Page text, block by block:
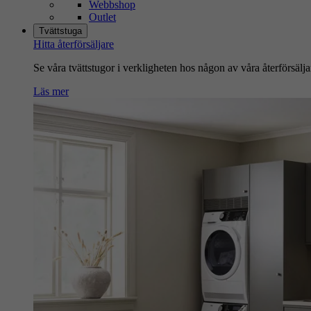
Webbshop
Outlet
Tvättstuga
Hitta återförsäljare
Se våra tvättstugor i verkligheten hos någon av våra
Läs mer